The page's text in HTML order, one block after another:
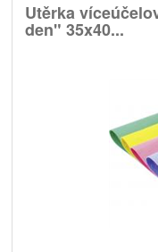
Utěrka
den" 35x40...